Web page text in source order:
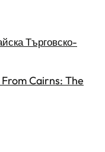
Търговско-
Cairns: The